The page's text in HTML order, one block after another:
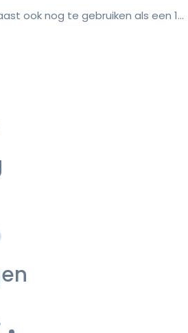
ook nog te gebruiken als een 1...